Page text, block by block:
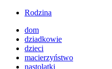
Rodzina
dom
dziadkowie
dzieci
macierzyństwo
nastolatki